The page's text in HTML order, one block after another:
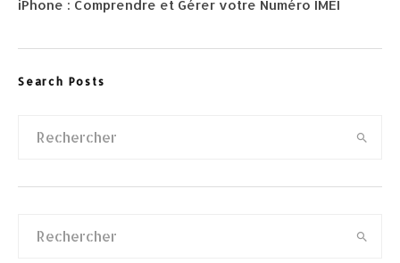
iPhone : Comprendre et Gérer votre Numéro IMEI
Search Posts